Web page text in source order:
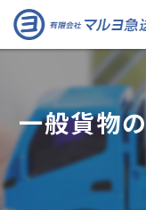
一般貨物